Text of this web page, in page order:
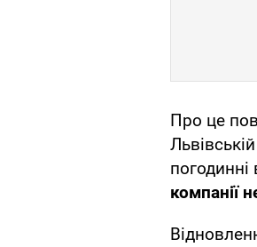
Про це
погодинні
компанії